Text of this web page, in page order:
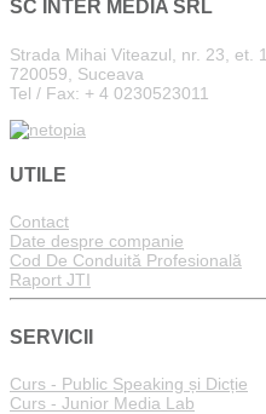
SC INTER MEDIA SRL
Strada Mihai Viteazul, nr. 23, et. 1
720059, Suceava
Tel / Fax: + 4 0230523011
UTILE
Contact
Date despre companie
Cod De Conduită Profesională
Raport JTI
SERVICII
Curs - Public Speaking și Dicție
Curs - Junior Media Lab